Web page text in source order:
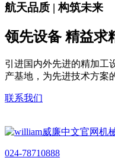
航天品质 | 构筑未来
领先设备 精益求
引进国内外先进的精加工
产基地，为先进技术方案
联系我们
024-78710888